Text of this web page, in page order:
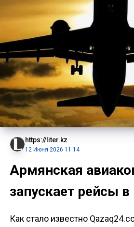
https://liter.kz
12 Июня 2026 11:14
Армянская
запускает рейсы в
Как стало известно